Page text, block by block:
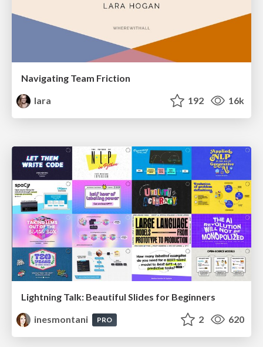
Navigating Team Friction
lara
192 16k
Lightning Talk: Beautiful Slides for Beginners
inesmontani
PRO 2 620